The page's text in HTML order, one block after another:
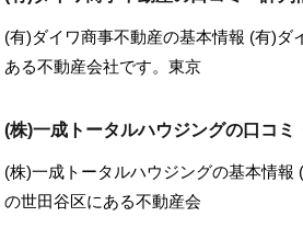
(有)ダイワ商事不動産の基本情報 (有)ダ
ある不動産会社です。東京
(株)一成トータルハウジングの口コミ
(株)一成トータルハウジングの基本情
の世田谷区にある不動産会